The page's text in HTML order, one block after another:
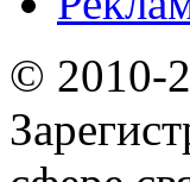
© 2010-